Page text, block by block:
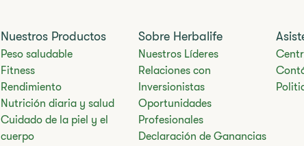
Nuestros Productos
Peso saludable
Fitness
Rendimiento
Nutrición diaria y salud
Cuidado de la piel y el
cuerpo
Sobre Herbalife
Nuestros Líderes
Relaciones con
Inversionistas
Oportunidades
Profesionales
Declaración de Ganancias